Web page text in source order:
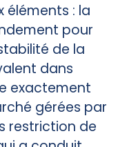
éléments : la
pour
de la
dans
exactement
gérées par
restriction de